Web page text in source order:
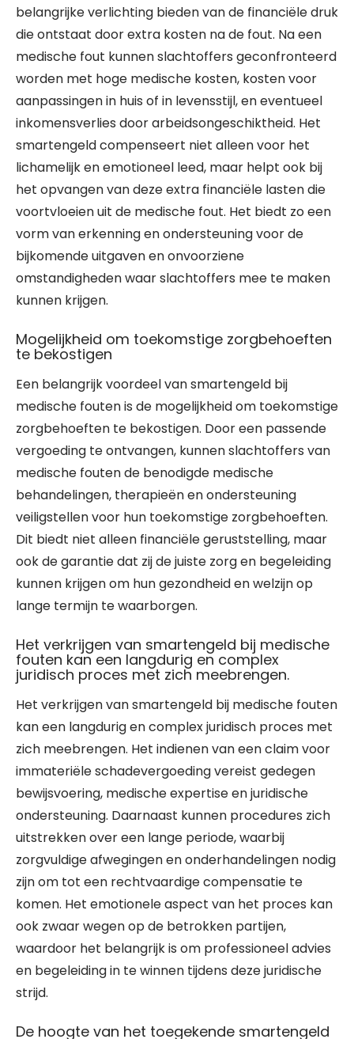
belangrijke verlichting bieden van de financiële druk
die ontstaat door extra kosten na de fout. Na een
medische fout kunnen slachtoffers geconfronteerd
worden met hoge medische kosten, kosten voor
aanpassingen in huis of in levensstijl, en eventueel
inkomensverlies door arbeidsongeschiktheid. Het
smartengeld compenseert niet alleen voor het
lichamelijk en emotioneel leed, maar helpt ook bij
het opvangen van deze extra financiële lasten die
voortvloeien uit de medische fout. Het biedt zo een
vorm van erkenning en ondersteuning voor de
bijkomende uitgaven en onvoorziene
omstandigheden waar slachtoffers mee te maken
kunnen krijgen.
Mogelijkheid om toekomstige zorgbehoeften
te bekostigen
Een belangrijk voordeel van smartengeld bij
medische fouten is de mogelijkheid om toekomstige
zorgbehoeften te bekostigen. Door een passende
vergoeding te ontvangen, kunnen slachtoffers van
medische fouten de benodigde medische
behandelingen, therapieën en ondersteuning
veiligstellen voor hun toekomstige zorgbehoeften.
Dit biedt niet alleen financiële geruststelling, maar
ook de garantie dat zij de juiste zorg en begeleiding
kunnen krijgen om hun gezondheid en welzijn op
lange termijn te waarborgen.
Het verkrijgen van smartengeld bij medische
fouten kan een langdurig en complex
juridisch proces met zich meebrengen.
Het verkrijgen van smartengeld bij medische fouten
kan een langdurig en complex juridisch proces met
zich meebrengen. Het indienen van een claim voor
immateriële schadevergoeding vereist gedegen
bewijsvoering, medische expertise en juridische
ondersteuning. Daarnaast kunnen procedures zich
uitstrekken over een lange periode, waarbij
zorgvuldige afwegingen en onderhandelingen nodig
zijn om tot een rechtvaardige compensatie te
komen. Het emotionele aspect van het proces kan
ook zwaar wegen op de betrokken partijen,
waardoor het belangrijk is om professioneel advies
en begeleiding in te winnen tijdens deze juridische
strijd.
De hoogte van het toegekende smartengeld